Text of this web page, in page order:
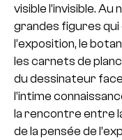
visible l’invisible.
grandes figures
l’exposition, le
les carnets de
du dessinateur
l’intime
la rencontre entre
de la pensée de